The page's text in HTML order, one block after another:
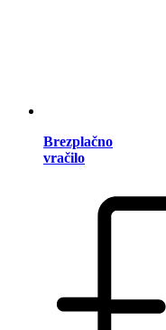
Brezplačno
vračilo